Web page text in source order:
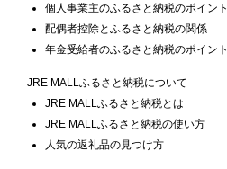
個人事業主のふるさと納税のポイント
配偶者控除とふるさと納税の関係
年金受給者のふるさと納税のポイント
JRE MALLふるさと納税について
JRE MALLふるさと納税とは
JRE MALLふるさと納税の使い方
人気の返礼品の見つけ方